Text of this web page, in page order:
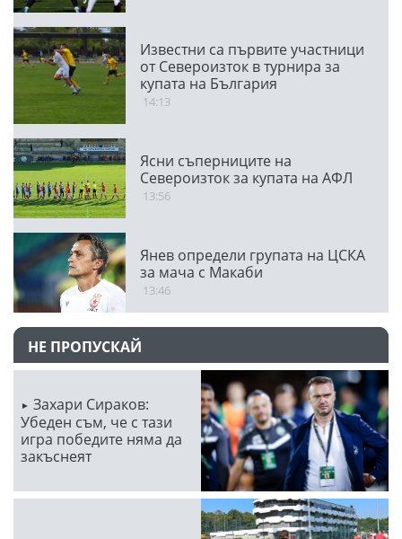
Известни са първите участници
от Североизток в турнира за
купата на България
14:13
Ясни съперниците на
Североизток за купата на АФЛ
13:56
Янев определи групата на ЦСКА
за мача с Макаби
13:46
НЕ ПРОПУСКАЙ
Захари Сираков:
Убеден съм, че с тази
игра победите няма да
закъснеят